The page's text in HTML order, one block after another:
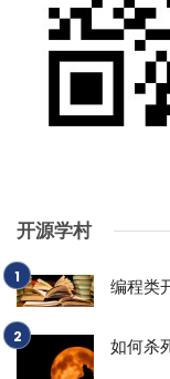
开源学村
编程类
如何杀